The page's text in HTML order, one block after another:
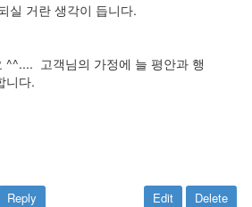
실 거란 생각이 듭니다.
^^.... 고객님의 가정에 늘 평안과 행
니다.
Reply Edit Delete